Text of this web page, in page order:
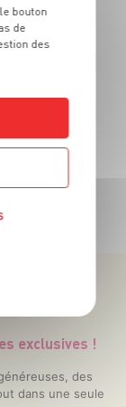
LE 2
-50%
exclusives !
des
dans une seule
bouton
de
des